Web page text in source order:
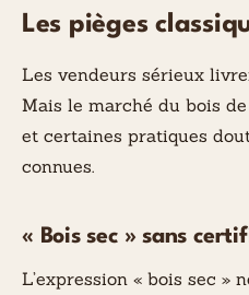
Les pièges
Les vendeurs sérieux
Mais le marché du bois
et certaines pratiques
connues.
« Bois sec » sans
L’expression « bois sec »